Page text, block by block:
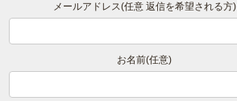
メールアドレス(任意 返信を希望される方)
お名前(任意)